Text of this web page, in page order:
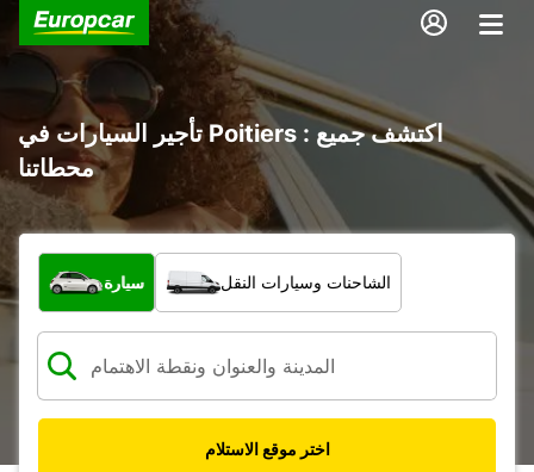
تأجير السيارات في Poitiers : اكتشف جميع
محطاتنا
ما نوع المركبة؟
سيارة الشاحنات وسيارات النقل
اختر موقع الاستلام